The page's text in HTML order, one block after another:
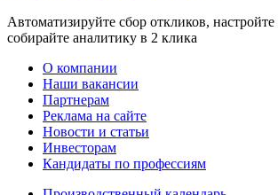
Автоматизируйте сбор откликов, настройте
собирайте аналитику в 2 клика
О компании
Наши вакансии
Партнерам
Реклама на сайте
Новости и статьи
Инвесторам
Кандидаты по профессиям